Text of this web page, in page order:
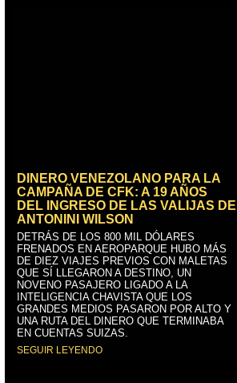
DINERO VENEZOLANO PARA LA
CAMPAÑA DE CFK: A 19 AÑOS
DEL INGRESO DE LAS VALIJAS DE
ANTONINI WILSON
DETRÁS DE LOS 800 MIL DÓLARES
FRENADOS EN AEROPARQUE HUBO MÁS
DE DIEZ VIAJES PREVIOS CON MALETAS
QUE SÍ LLEGARON A DESTINO, UN
NOVENO PASAJERO LIGADO A LA
INTELIGENCIA CHAVISTA QUE LOS
GRANDES MEDIOS PASARON POR ALTO Y
UNA RUTA DEL DINERO QUE TERMINABA
EN CUENTAS SUIZAS.
SEGUIR LEYENDO